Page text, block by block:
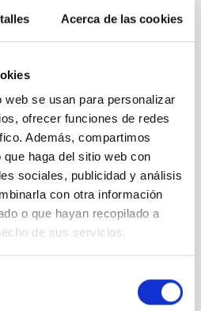
Acerca de las cookies
se usan para personalizar
ofrecer funciones de redes
Además, compartimos
haga del sitio web con
sociales, publicidad y análisis
con otra información
o que hayan recopilado a
de sus servicios.